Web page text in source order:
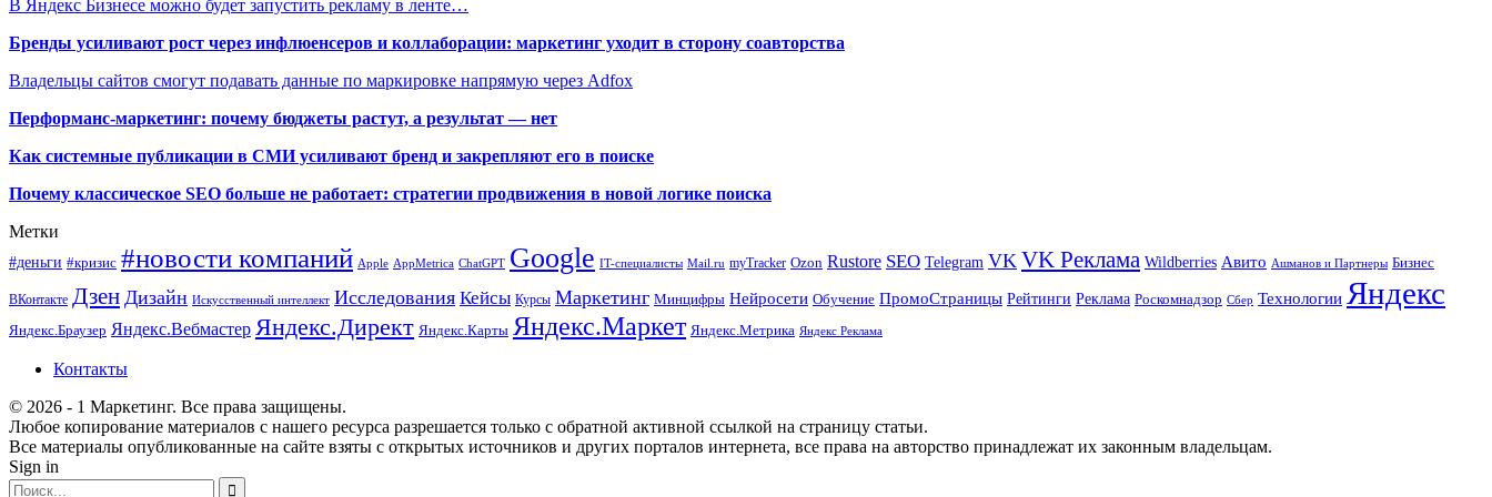
В Яндекс Бизнесе можно будет запустить рекламу в ленте…
Бренды усиливают рост через инфлюенсеров и коллаборации: маркетинг уходит в сторону соавторства
Владельцы сайтов смогут подавать данные по маркировке напрямую через Adfox
Перформанс-маркетинг: почему бюджеты растут, а результат — нет
Как системные публикации в СМИ усиливают бренд и закрепляют его в поиске
Почему классическое SEO больше не работает: стратегии продвижения в новой логике поиска
Метки
#деньги #кризис #новости компаний Apple AppMetrica ChatGPT Google IT-специалисты Mail.ru myTracker Ozon Rustore SEO Telegram VK VK Реклама Wildberries Авито Ашманов и Партнеры Бизнес
ВКонтакте Дзен Дизайн Искусственный интеллект Исследования Кейсы Курсы Маркетинг Минцифры Нейросети Обучение ПромоСтраницы Рейтинги Реклама Роскомнадзор Сбер Технологии Яндекс
Яндекс.Браузер Яндекс.Вебмастер Яндекс.Директ Яндекс.Карты Яндекс.Маркет Яндекс.Метрика Яндекс Реклама
Контакты
© 2026 - 1 Маркетинг. Все права защищены.
Любое копирование материалов с нашего ресурса разрешается только с обратной активной ссылкой на страницу статьи.
Все материалы опубликованные на сайте взяты с открытых источников и других порталов интернета, все права на авторство принадлежат их законным владельцам.
Sign in